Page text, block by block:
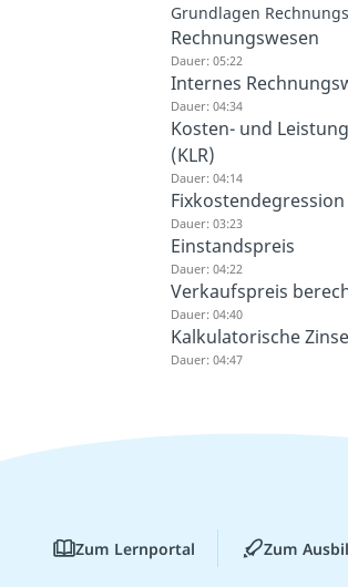
Grundlagen
Rechnungswesen
Dauer: 05:22
Internes
Dauer: 04:34
Kosten- und
(KLR)
Dauer: 04:14
Fixkostendegression
Dauer: 03:23
Einstandspreis
Dauer: 04:22
Verkaufspreis
Dauer: 04:40
Kalkulatorische
Dauer: 04:47
Zum Lernportal Zum